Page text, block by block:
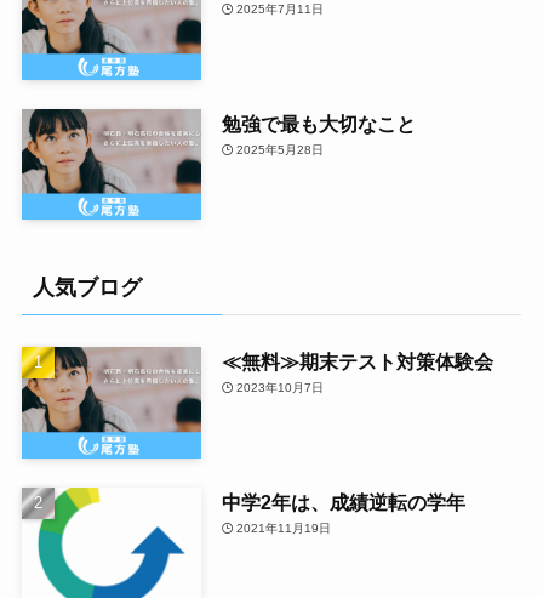
2025年7月11日
勉強で最も大切なこと
2025年5月28日
人気ブログ
≪無料≫期末テスト対策体験会
2023年10月7日
中学2年は、成績逆転の学年
2021年11月19日